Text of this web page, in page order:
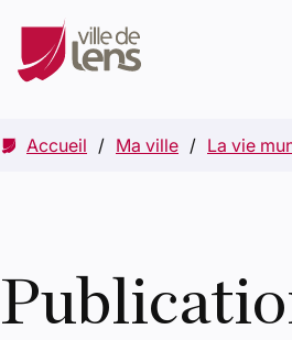
Accueil Ma ville La vie